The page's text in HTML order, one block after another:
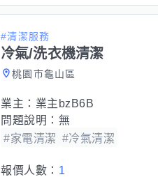
#清潔服務
冷氣/洗衣機清潔
桃園市龜山區
業主： 業主bzB6B
問題說明： 無
#家電清潔 #冷氣清潔
報價人數： 1